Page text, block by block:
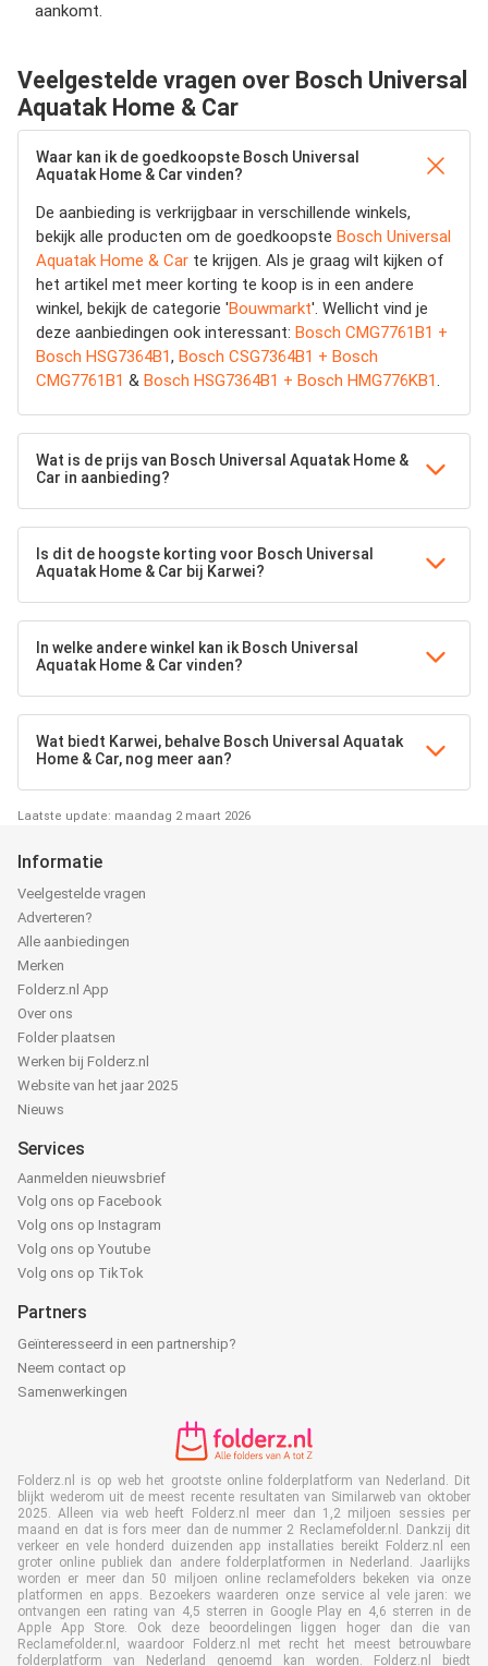
aankomt.
Veelgestelde vragen over Bosch Universal
Aquatak Home & Car
Waar kan ik de goedkoopste Bosch Universal
Aquatak Home & Car vinden?
De aanbieding is verkrijgbaar in verschillende winkels,
bekijk alle producten om de goedkoopste Bosch Universal
Aquatak Home & Car te krijgen. Als je graag wilt kijken of
het artikel met meer korting te koop is in een andere
winkel, bekijk de categorie 'Bouwmarkt'. Wellicht vind je
deze aanbiedingen ook interessant: Bosch CMG7761B1 +
Bosch HSG7364B1, Bosch CSG7364B1 + Bosch
CMG7761B1 & Bosch HSG7364B1 + Bosch HMG776KB1.
Wat is de prijs van Bosch Universal Aquatak Home &
Car in aanbieding?
Is dit de hoogste korting voor Bosch Universal
Aquatak Home & Car bij Karwei?
In welke andere winkel kan ik Bosch Universal
Aquatak Home & Car vinden?
Wat biedt Karwei, behalve Bosch Universal Aquatak
Home & Car, nog meer aan?
Laatste update: maandag 2 maart 2026
Informatie
Veelgestelde vragen
Adverteren?
Alle aanbiedingen
Merken
Folderz.nl App
Over ons
Folder plaatsen
Werken bij Folderz.nl
Website van het jaar 2025
Nieuws
Services
Aanmelden nieuwsbrief
Volg ons op Facebook
Volg ons op Instagram
Volg ons op Youtube
Volg ons op TikTok
Partners
Geïnteresseerd in een partnership?
Neem contact op
Samenwerkingen
Folderz.nl is op web het grootste online folderplatform van Nederland. Dit
blijkt wederom uit de meest recente resultaten van Similarweb van oktober
2025. Alleen via web heeft Folderz.nl meer dan 1,2 miljoen sessies per
maand en dat is fors meer dan de nummer 2 Reclamefolder.nl. Dankzij dit
verkeer en vele honderd duizenden app installaties bereikt Folderz.nl een
groter online publiek dan andere folderplatformen in Nederland. Jaarlijks
worden er meer dan 50 miljoen online reclamefolders bekeken via onze
platformen en apps. Bezoekers waarderen onze service al vele jaren: we
ontvangen een rating van 4,5 sterren in Google Play en 4,6 sterren in de
Apple App Store. Ook deze beoordelingen liggen hoger dan die van
Reclamefolder.nl, waardoor Folderz.nl met recht het meest betrouwbare
folderplatform van Nederland genoemd kan worden. Folderz.nl biedt